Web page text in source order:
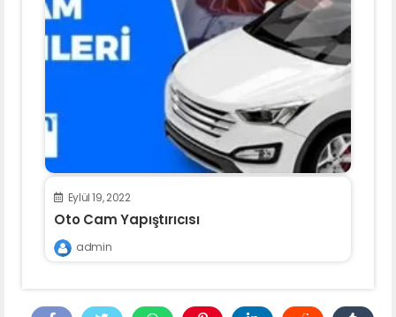
Eylül 19, 2022
Oto Cam Yapıştırıcısı
admin